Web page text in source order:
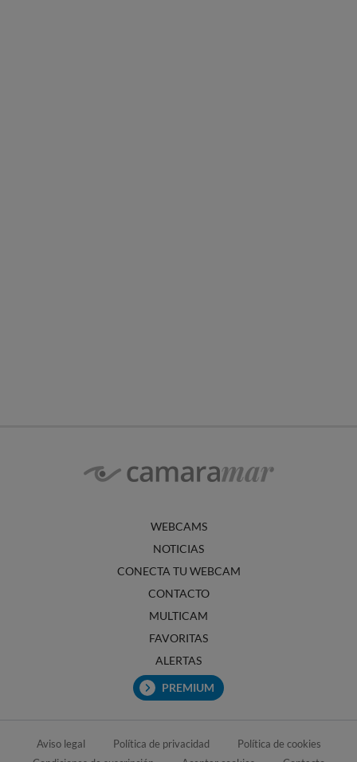
WEBCAMS
NOTICIAS
CONECTA TU WEBCAM
CONTACTO
MULTICAM
FAVORITAS
ALERTAS
PREMIUM
Aviso legal Política de privacidad
Política de cookies